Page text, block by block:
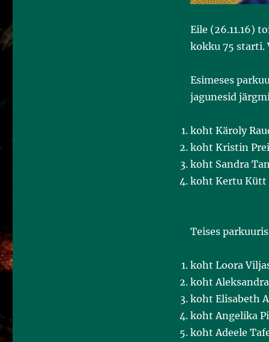
Eile (26.11.16)
kokku 75 starti.
Esimeses
jagunesid
koht Käroly
koht Kristin
koht Sandra
koht Kertu Kütt
Teises
koht Loora
koht
koht Elisabeth
koht Angelika
koht Adeele